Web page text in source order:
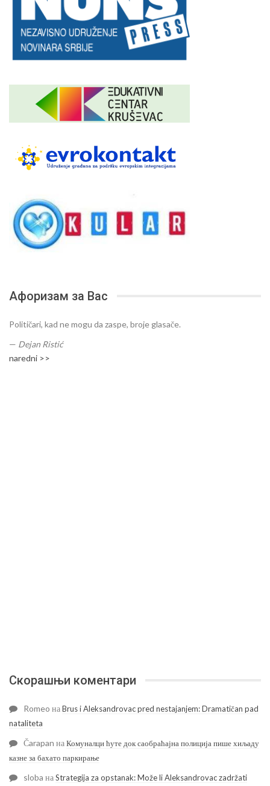
Афоризам за Вас
Političari, kad ne mogu da zaspe, broje glasače.
— Dejan Ristić
naredni >>
Скорашњи коментари
Romeo наBrus i Aleksandrovac pred nestajanjem: Dramatičan pad
nataliteta
Čarapan наКомуналци ћуте док саобраћајна полиција пише хиљаду
казне за бахато паркирање
sloba наStrategija za opstanak: Može li Aleksandrovac zadržati